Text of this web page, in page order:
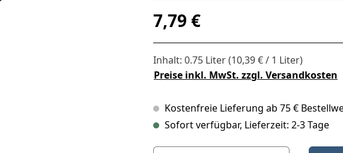
Regulärer Preis:
7,79 €
Inhalt: 0.75 Liter(10,39 € / 1 Liter)
Preise inkl. MwSt. zzgl. Versandkosten
Kostenfreie Lieferung ab 75 €
Sofort verfügbar, Lieferzeit: 2-3 Tage